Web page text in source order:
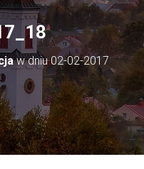
Z
A
I
G
A
J
w dniu02-02-2017